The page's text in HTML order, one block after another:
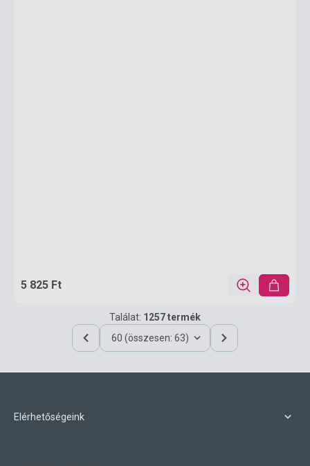
5 825 Ft
Találat: 1257 termék
60 (összesen: 63)
Elérhetőségeink